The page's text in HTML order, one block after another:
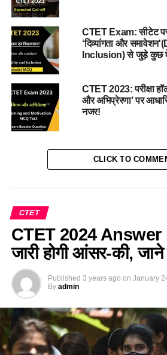
CTET Exam: सीटेट
‘दिव्यांगता और
Inclusion) से जुड़े कुछ
CTET 2023: परीक्षा
और अभिप्रेरणा’ पर
नजर!
CLICK TO
CTET
CTET 2024 Answer
जारी होगी आंसर-की,
Published 3 years ago on January
By admin